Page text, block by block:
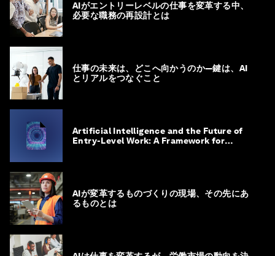
AIがエントリーレベルの仕事を変革する中、
必要な職務の再設計とは
仕事の未来は、どこへ向かうのか―鍵は、AI
とリアルをつなぐこと
Artificial Intelligence and the Future of
Entry-Level Work: A Framework for
AIが変革するものづくりの現場、その先にあ
るものとは